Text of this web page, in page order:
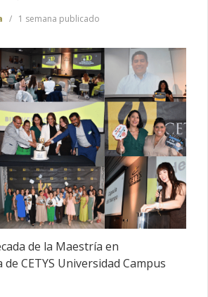
1 semana publicado
de la Maestría en
CETYS Universidad Campus